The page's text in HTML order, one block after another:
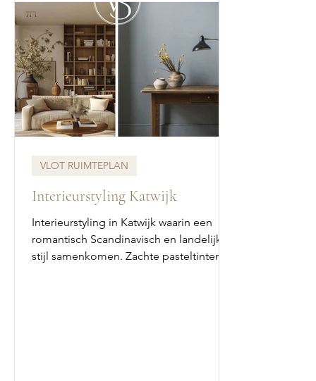
Interieurstyling Katwijk
Interieurstyling in Katwijk waarin een
romantisch Scandinavisch en landelijke
stijl samenkomen. Zachte pasteltinten,
VLOT RUIMTEPLAN